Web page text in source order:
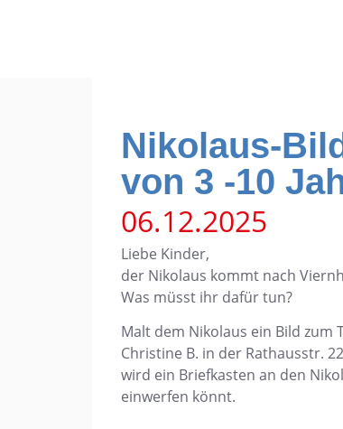
Nikolaus-
von 3 -10
06.12.2025
Liebe Kinder,
der Nikolaus kommt nach
Was müsst ihr dafür tun?
Malt dem Nikolaus ein Bild zum
Christine B. in der Rathausstr.
wird ein Briefkasten an den
einwerfen könnt.